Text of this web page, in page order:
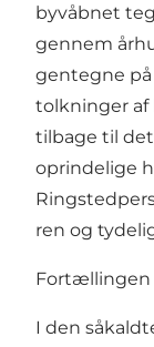
byvåbnet
gennem
gentegne
tolkninger af
tilbage til
oprindelige
ren og
Fortællingen
I den